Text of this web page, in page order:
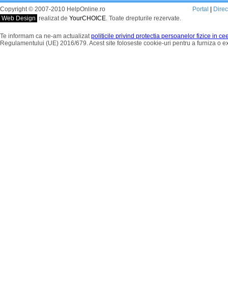
Copyright © 2007-2010 HelpOnline.ro
Web Design realizat de YourCHOICE. Toate drepturile rezervate.
Portal
Te informam ca ne-am actualizatpoliticile privind protectia persoanelor fizice in
Regulamentului (UE) 2016/679. Acest site foloseste cookie-uri pentru a furniza o